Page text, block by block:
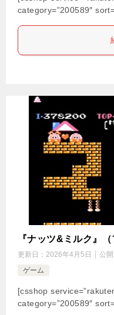
category=”200589″
『ナッツ&ミルク』
更新日： 2026年4月5日 公開
ゲーム
[csshop
category=”200589″